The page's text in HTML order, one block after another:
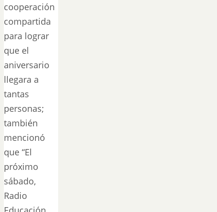
cooperación
compartida
para lograr
que el
aniversario
llegara a
tantas
personas;
también
mencionó
que “El
próximo
sábado,
Radio